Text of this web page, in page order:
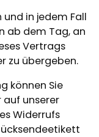
in jedem Fall
ab dem Tag, an
Vertrags
zu übergeben.
können Sie
unserer
Widerrufs